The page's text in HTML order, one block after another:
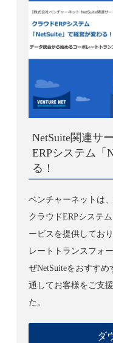
NetSuite関連サ
ERPシステム「
る！
ベンチャーネットは
クラウドERPシステ
ービスを提供してお
レートトランスフォ
ぜNetSuiteをおすす
通してお客様をご支
た。
ダ